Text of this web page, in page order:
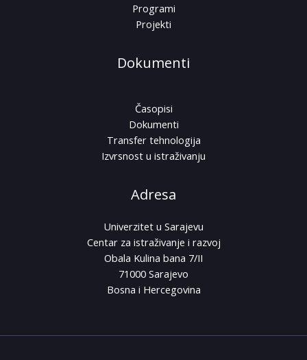
Programi
Projekti
Dokumenti
Časopisi
Dokumenti
Transfer tehnologija
Izvrsnost u istraživanju
Adresa
Univerzitet u Sarajevu
Centar za istraživanje i razvoj
Obala Kulina bana 7/II
71000 Sarajevo
Bosna i Hercegovina